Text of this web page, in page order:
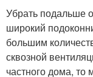
Убрать подальше
широкий
большим
сквозной
частного дома, то